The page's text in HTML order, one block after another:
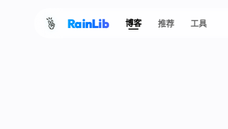
RainLib 博客 推荐 工具